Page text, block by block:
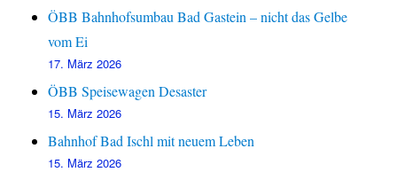
ÖBB Bahnhofsumbau Bad Gastein – nicht das Gelbe
vom Ei
17. März 2026
ÖBB Speisewagen Desaster
15. März 2026
Bahnhof Bad Ischl mit neuem Leben
15. März 2026